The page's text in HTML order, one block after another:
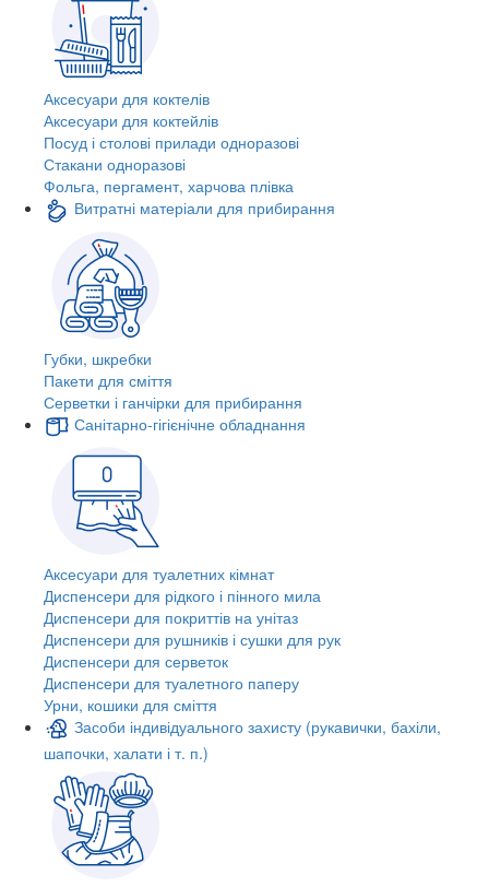
Аксесуари для коктелів
Аксесуари для коктейлів
Посуд і столові прилади одноразові
Стакани одноразові
Фольга, пергамент, харчова плівка
Витратні матеріали для прибирання
Губки, шкребки
Пакети для сміття
Серветки і ганчірки для прибирання
Санітарно-гігієнічне обладнання
Аксесуари для туалетних кімнат
Диспенсери для рідкого і пінного мила
Диспенсери для покриттів на унітаз
Диспенсери для рушників і сушки для рук
Диспенсери для серветок
Диспенсери для туалетного паперу
Урни, кошики для сміття
Засоби індивідуального захисту (рукавички, бахіли,
шапочки, халати і т. п.)